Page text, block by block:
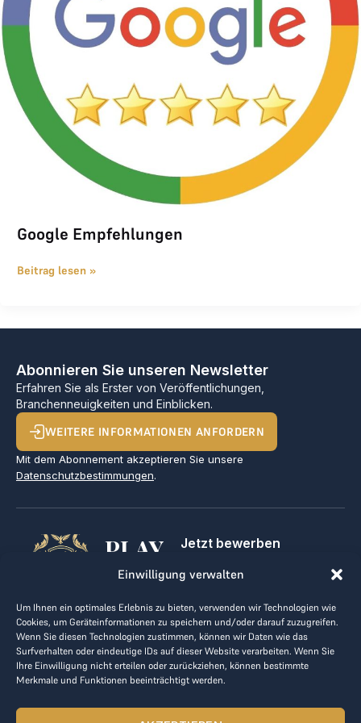
Einwilligung verwalten
Um Ihnen ein optimales Erlebnis zu bieten, verwenden wir Technologien wie
Cookies, um Geräteinformationen zu speichern und/oder darauf zuzugreifen.
Wenn Sie diesen Technologien zustimmen, können wir Daten wie das
Surfverhalten oder eindeutige IDs auf dieser Website verarbeiten. Wenn Sie
Ihre Einwilligung nicht erteilen oder zurückziehen, können bestimmte
Merkmale und Funktionen beeinträchtigt werden.
Google Empfehlungen
Beitrag lesen »
Abonnieren Sie unseren Newsletter
Erfahren Sie als Erster von Veröffentlichungen,
Branchenneuigkeiten und Einblicken.
WEITERE INFORMATIONEN ANFORDERN
Mit dem Abonnement akzeptieren Sie unsere
Datenschutzbestimmungen.
PLAY
GOLF,
MAKE
BUSINESS
Jetzt bewerben
Kontakt
AGB
Datenrichtlinie
kontakt@the-loge.com
Unser freundliches Team hilft Ihnen gerne weiter.